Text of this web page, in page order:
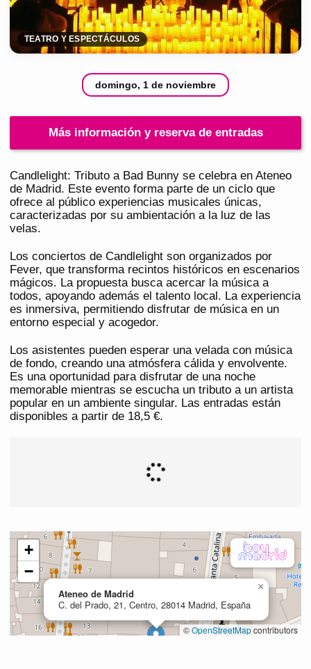
TEATRO Y ESPECTÁCULOS
domingo, 1 de noviembre
Más información y reserva de entradas
Candlelight: Tributo a Bad Bunny se celebra en Ateneo
de Madrid. Este evento forma parte de un ciclo que
ofrece al público experiencias musicales únicas,
caracterizadas por su ambientación a la luz de las
velas.
Los conciertos de Candlelight son organizados por
Fever, que transforma recintos históricos en escenarios
mágicos. La propuesta busca acercar la música a
todos, apoyando además el talento local. La experiencia
es inmersiva, permitiendo disfrutar de música en un
entorno especial y acogedor.
Los asistentes pueden esperar una velada con música
de fondo, creando una atmósfera cálida y envolvente.
Es una oportunidad para disfrutar de una noche
memorable mientras se escucha un tributo a un artista
popular en un ambiente singular. Las entradas están
disponibles a partir de 18,5 €.